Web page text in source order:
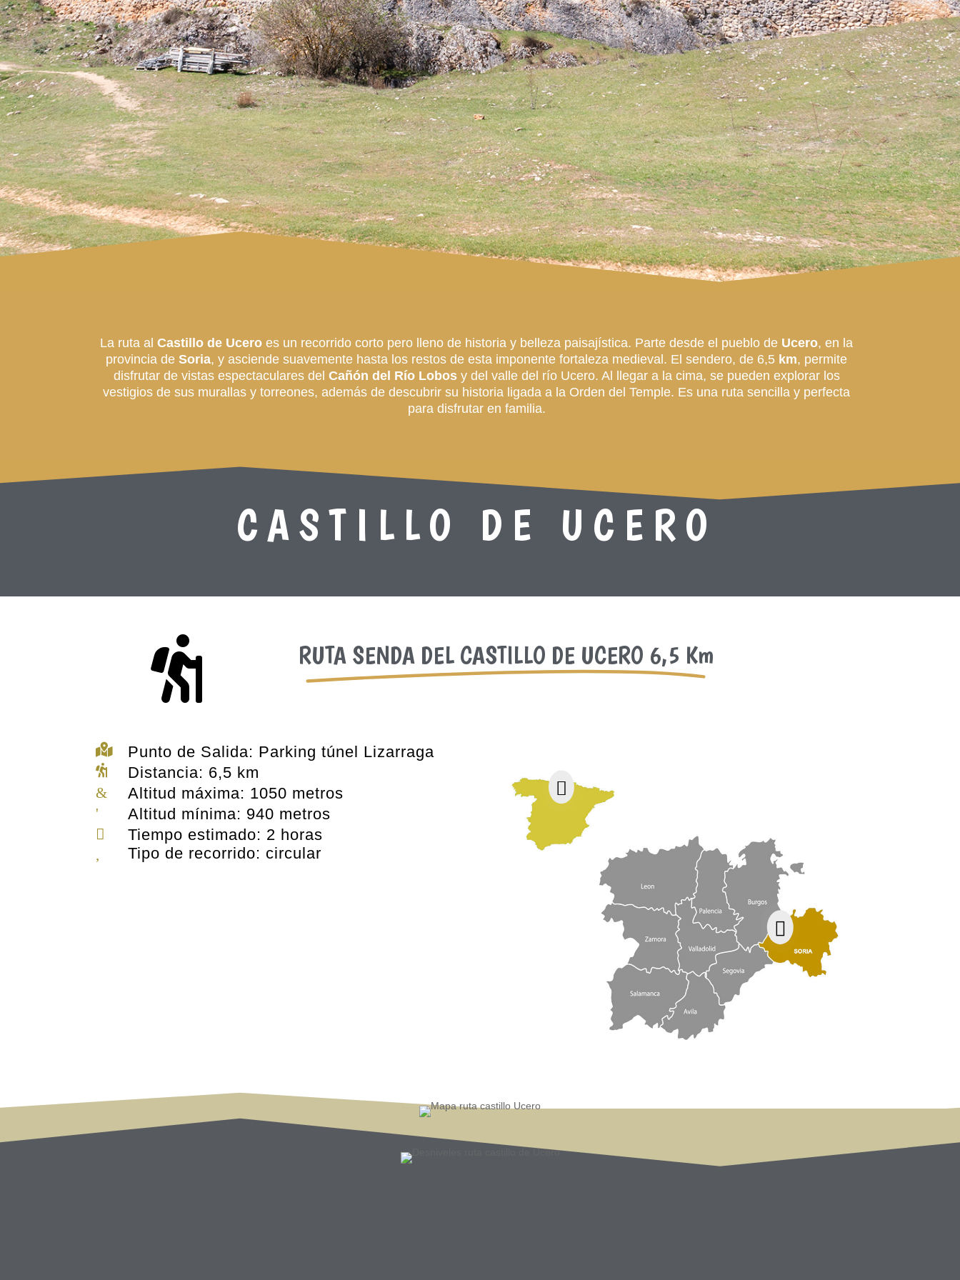
La ruta al Castillo de Ucero es un recorrido corto pero lleno de historia y belleza paisajística. Parte desde el pueblo de Ucero, en la
provincia de Soria, y asciende suavemente hasta los restos de esta imponente fortaleza medieval. El sendero, de 6,5 km, permite
disfrutar de vistas espectaculares del Cañón del Río Lobosy del valle del río Ucero. Al llegar a la cima, se pueden explorar los
vestigios de sus murallas y torreones, además de descubrir su historia ligada a la Orden del Temple. Es una ruta sencilla y perfecta
para disfrutar en familia.
CASTILLO DE UCERO
 RUTA SENDA DEL CASTILLO DE UCERO 6,5 Km
 Punto de Salida: Parking túnel Lizarraga
 Distancia: 6,5 km
& Altitud máxima: 1050 metros
' Altitud mínima: 940 metros
 Tiempo estimado: 2 horas
Tipo de recorrido: circular

